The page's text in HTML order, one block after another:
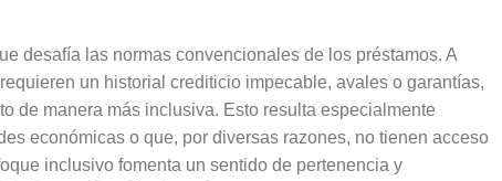
desafía las normas convencionales de los préstamos. A
un historial crediticio impecable, avales o garantías,
de manera más inclusiva. Esto resulta especialmente
económicas o que, por diversas razones, no tienen acceso
inclusivo fomenta un sentido de pertenencia y